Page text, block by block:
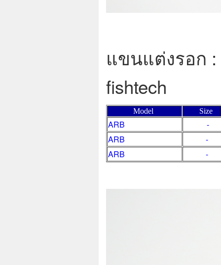
แขนแต่งรอก :
fishtech
Model Size
ARB
-
ARB
-
ARB
-